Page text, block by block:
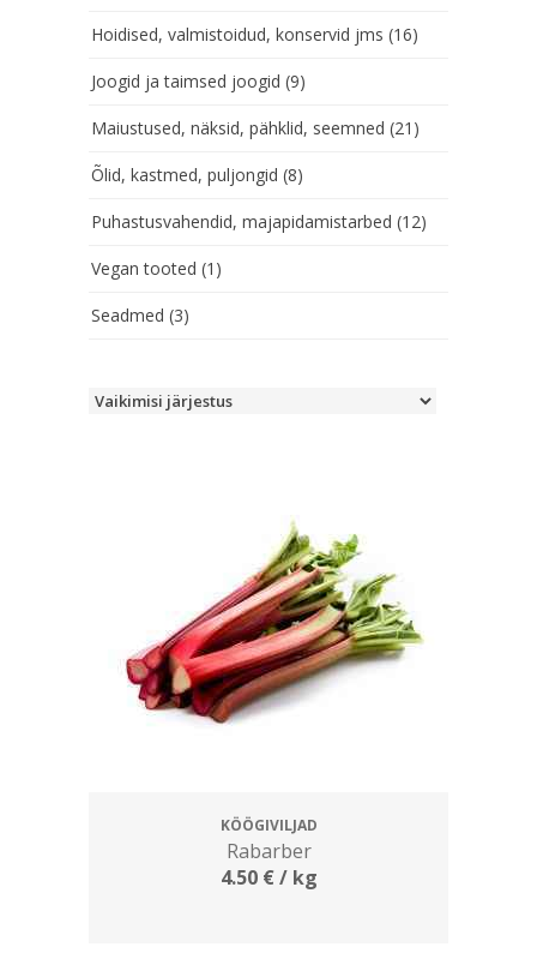
Hoidised, valmistoidud, konservid jms (16)
Joogid ja taimsed joogid (9)
Maiustused, näksid, pähklid, seemned (21)
Õlid, kastmed, puljongid (8)
Puhastusvahendid, majapidamistarbed (12)
Vegan tooted (1)
Seadmed (3)
KÖÖGIVILJAD
Rabarber
4.50 €/ kg